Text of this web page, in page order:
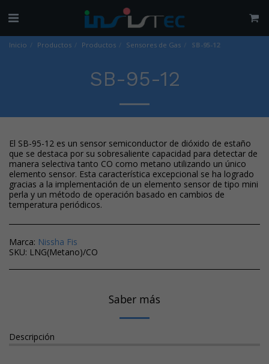
Inicio Productos Productos Sensores de Gas SB-95-12
SB-95-12
El SB-95-12 es un sensor semiconductor de dióxido de estaño
que se destaca por su sobresaliente capacidad para detectar de
manera selectiva tanto CO como metano utilizando un único
elemento sensor. Esta característica excepcional se ha logrado
gracias a la implementación de un elemento sensor de tipo mini
perla y un método de operación basado en cambios de
temperatura periódicos.
Marca: Nissha Fis
SKU: LNG(Metano)/CO
Saber más
Descripción